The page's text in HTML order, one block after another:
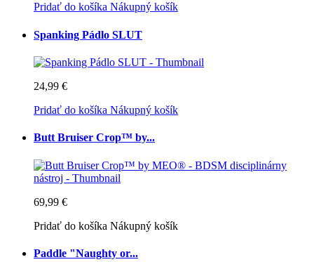
Pridať do košíka Nákupný košík
Spanking Pádlo SLUT
24,99 €
Pridať do košíka Nákupný košík
Butt Bruiser Crop™ by...
69,99 €
Pridať do košíka Nákupný košík
Paddle "Naughty or...